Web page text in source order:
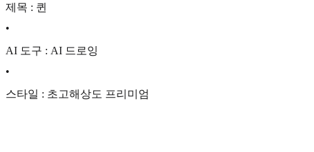
제목 : 퀸
•
AI 도구 : AI 드로잉
•
스타일 : 초고해상도 프리미엄